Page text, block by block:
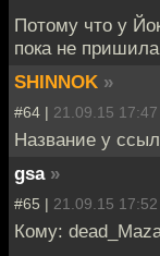
Потому что у
пока не
SHINNOK »
#64 | 21.09.15 17:47
Название у
gsa »
#65 | 21.09.15 17:52
Кому: